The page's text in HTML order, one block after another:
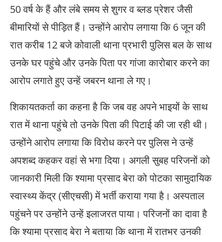
50 वर्ष के हैं और लंबे समय से शुगर व ब्लड प्रेशर जैसी
बीमारियों से पीड़ित हैं। उन्होंने आरोप लगाया कि 6 जून की
रात करीब 12 बजे कोवाली थाना प्रभारी पुलिस बल के साथ
उनके घर पहुंचे और उनके पिता पर गांजा कारोबार करने का
आरोप लगाते हुए उन्हें जबरन थाना ले गए।
शिकायतकर्ता का कहना है कि जब वह अपने भाइयों के साथ
रात में थाना पहुंचे तो उनके पिता की पिटाई की जा रही थी।
उन्होंने आरोप लगाया कि विरोध करने पर पुलिस ने उन्हें
अपशब्द कहकर वहां से भगा दिया। अगली सुबह परिजनों को
जानकारी मिली कि श्यामा प्रसाद बेरा को पोटका सामुदायिक
स्वास्थ्य केंद्र (सीएचसी) में भर्ती कराया गया है। अस्पताल
पहुंचने पर उन्होंने उन्हें इलाजरत पाया। परिजनों का दावा है
कि श्यामा प्रसाद बेरा ने बताया कि थाना में रातभर उनकी